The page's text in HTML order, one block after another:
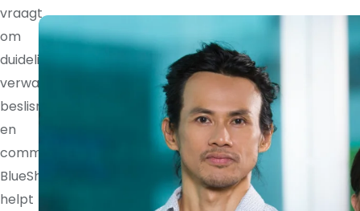
vraagt
om
duidelijke
verwachtingen,
beslisrechten
en
communicatieritmes.
BlueShores
helpt